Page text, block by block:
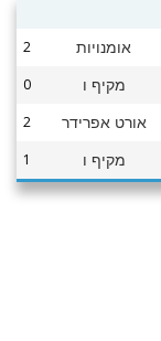
אומנויות
2
מקיף ו
0
אורט אפרידר
2
מקיף ו 1